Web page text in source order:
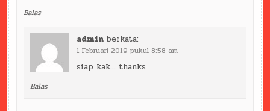
Balas
admin berkata:
1 Februari 2019 pukul 8:58 am
siap kak… thanks
Balas